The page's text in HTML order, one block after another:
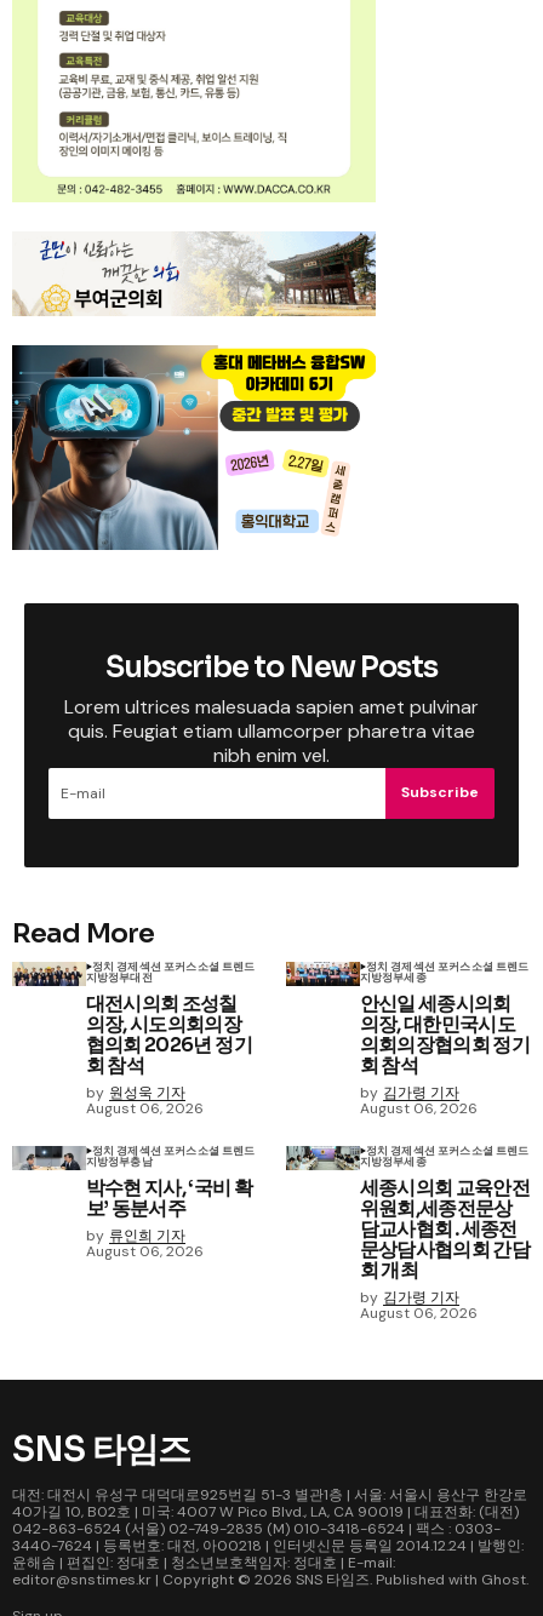
Subscribe to New Posts
Lorem ultrices malesuada sapien amet pulvinar
quis. Feugiat etiam ullamcorper pharetra vitae
nibh enim vel.
Subscribe
Read More
정치 경제섹션 포커스소셜 트렌드
지방정부대전
대전시의회 조성칠
의장, 시도의회의장
협의회 2026년 정기
회 참석
by 원성욱 기자
August 06, 2026
정치 경제섹션 포커스소셜 트렌드
지방정부세종
안신일 세종시의회
의장, 대한민국시도
의회의장협의회 정기
회 참석
by 김가령 기자
August 06, 2026
정치 경제섹션 포커스소셜 트렌드
지방정부충남
박수현 지사, ‘국비 확
보’ 동분서주
by 류인희 기자
August 06, 2026
정치 경제섹션 포커스소셜 트렌드
지방정부세종
세종시의회 교육안전
위원회,세종전문상
담교사협회․세종전
문상담사협의회 간담
회 개최
by 김가령 기자
August 06, 2026
SNS 타임즈
대전: 대전시 유성구 대덕대로925번길 51-3 별관1층 | 서울: 서울시 용산구 한강로
40가길 10, B02호 | 미국: 4007 W Pico Blvd., LA, CA 90019 | 대표전화: (대전)
042-863-6524 (서울) 02-749-2835 (M) 010-3418-6524 | 팩스 : 0303-
3440-7624 | 등록번호: 대전, 아00218 | 인터넷신문 등록일 2014.12.24 | 발행인:
윤해솜 | 편집인: 정대호 | 청소년보호책임자: 정대호 | E-mail:
editor@snstimes.kr | Copyright © 2026 SNS 타임즈. Published with Ghost.